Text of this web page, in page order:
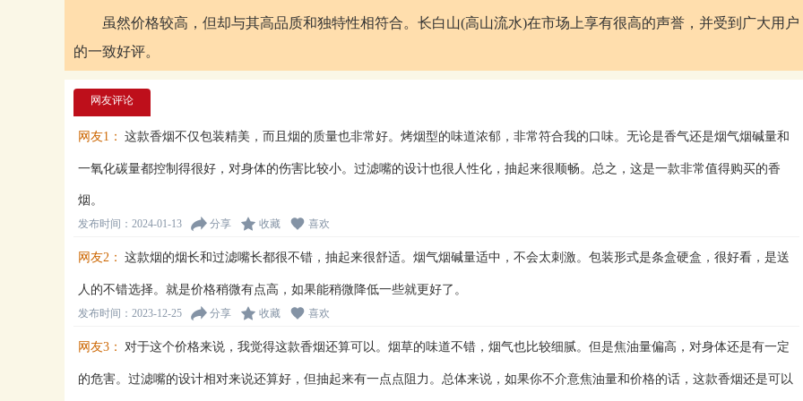
虽然价格较高，但却与其高品质和独特性相符合。长白山(高山流水)在市场上享有很高的声誉，并受到广大用户
的一致好评。
网友评论
网友1： 这款香烟不仅包装精美，而且烟的质量也非常好。烤烟型的味道浓郁，非常符合我的口味。无论是香气还是烟气烟碱量和
一氧化碳量都控制得很好，对身体的伤害比较小。过滤嘴的设计也很人性化，抽起来很顺畅。总之，这是一款非常值得购买的香
烟。
发布时间：2024-01-13 分享 收藏 喜欢
网友2： 这款烟的烟长和过滤嘴长都很不错，抽起来很舒适。烟气烟碱量适中，不会太刺激。包装形式是条盒硬盒，很好看，是送
人的不错选择。就是价格稍微有点高，如果能稍微降低一些就更好了。
发布时间：2023-12-25 分享 收藏 喜欢
网友3： 对于这个价格来说，我觉得这款香烟还算可以。烟草的味道不错，烟气也比较细腻。但是焦油量偏高，对身体还是有一定
的危害。过滤嘴的设计相对来说还算好，但抽起来有一点点阻力。总体来说，如果你不介意焦油量和价格的话，这款香烟还是可以